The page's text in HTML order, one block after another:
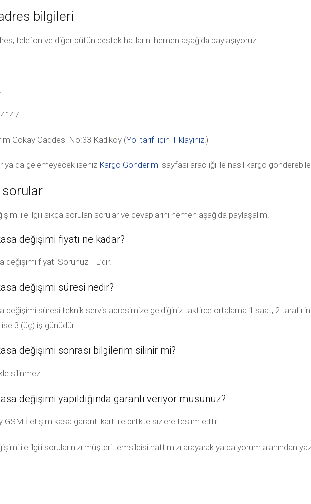
bilgileri
telefon ve diğer bütün destek hatlarını hemen aşağıda paylaşıyoruz.
Gökay Caddesi No:33 Kadıköy (Yol tarifi için Tıklayınız.)
ya da gelemeyecek iseniz Kargo Gönderimi sayfası aracılığı ile nasıl kargo
sorular
ile ilgili sıkça sorulan sorular ve cevaplarını hemen aşağıda paylaşalım.
değişimi fiyatı ne kadar?
değişimi fiyatı Sorunuz TL’dir.
değişimi süresi nedir?
değişimi süresi teknik servis adresimize geldiğiniz taktirde ortalama 1 saat, 2 taraflı
ise 3 (üç) iş günüdür.
değişimi sonrası bilgilerim silinir mi?
silinmez.
değişimi yapıldığında garanti veriyor musunuz?
GSM İletişim kasa garanti kartı ile birlikte sizlere teslim edilir.
ile ilgili sorularınızı müşteri temsilcisi hattımızı arayarak ya da yorum alanından